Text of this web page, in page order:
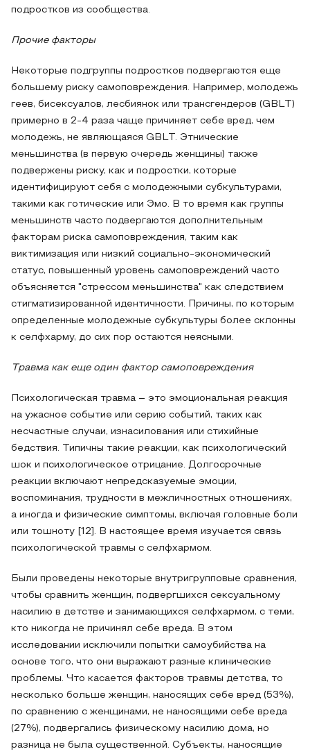
подростков из сообщества.
Прочие факторы
Некоторые подгруппы подростков подвергаются еще
большему риску самоповреждения. Например, молодежь
геев, бисексуалов, лесбиянок или трансгендеров (GBLT)
примерно в 2-4 раза чаще причиняет себе вред, чем
молодежь, не являющаяся GBLT. Этнические
меньшинства (в первую очередь женщины) также
подвержены риску, как и подростки, которые
идентифицируют себя с молодежными субкультурами,
такими как готические или Эмо. В то время как группы
меньшинств часто подвергаются дополнительным
факторам риска самоповреждения, таким как
виктимизация или низкий социально-экономический
статус, повышенный уровень самоповреждений часто
объясняется "стрессом меньшинства" как следствием
стигматизированной идентичности. Причины, по которым
определенные молодежные субкультуры более склонны
к селфхарму, до сих пор остаются неясными.
Травма как еще один фактор самоповреждения
Психологическая травма – это эмоциональная реакция
на ужасное событие или серию событий, таких как
несчастные случаи, изнасилования или стихийные
бедствия. Типичны такие реакции, как психологический
шок и психологическое отрицание. Долгосрочные
реакции включают непредсказуемые эмоции,
воспоминания, трудности в межличностных отношениях,
а иногда и физические симптомы, включая головные боли
или тошноту [12]. В настоящее время изучается связь
психологической травмы с селфхармом.
Были проведены некоторые внутригрупповые сравнения,
чтобы сравнить женщин, подвергшихся сексуальному
насилию в детстве и занимающихся селфхармом, с теми,
кто никогда не причинял себе вреда. В этом
исследовании исключили попытки самоубийства на
основе того, что они выражают разные клинические
проблемы. Что касается факторов травмы детства, то
несколько больше женщин, наносящих себе вред (53%),
по сравнению с женщинами, не наносящими себе вреда
(27%), подвергались физическому насилию дома, но
разница не была существенной. Субъекты, наносящие